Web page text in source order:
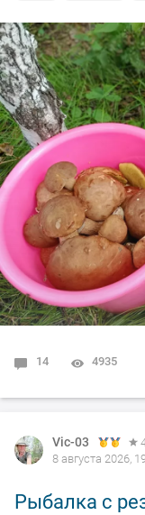
14 4935
Vic-03
8 августа 2026,
Рыбалка с